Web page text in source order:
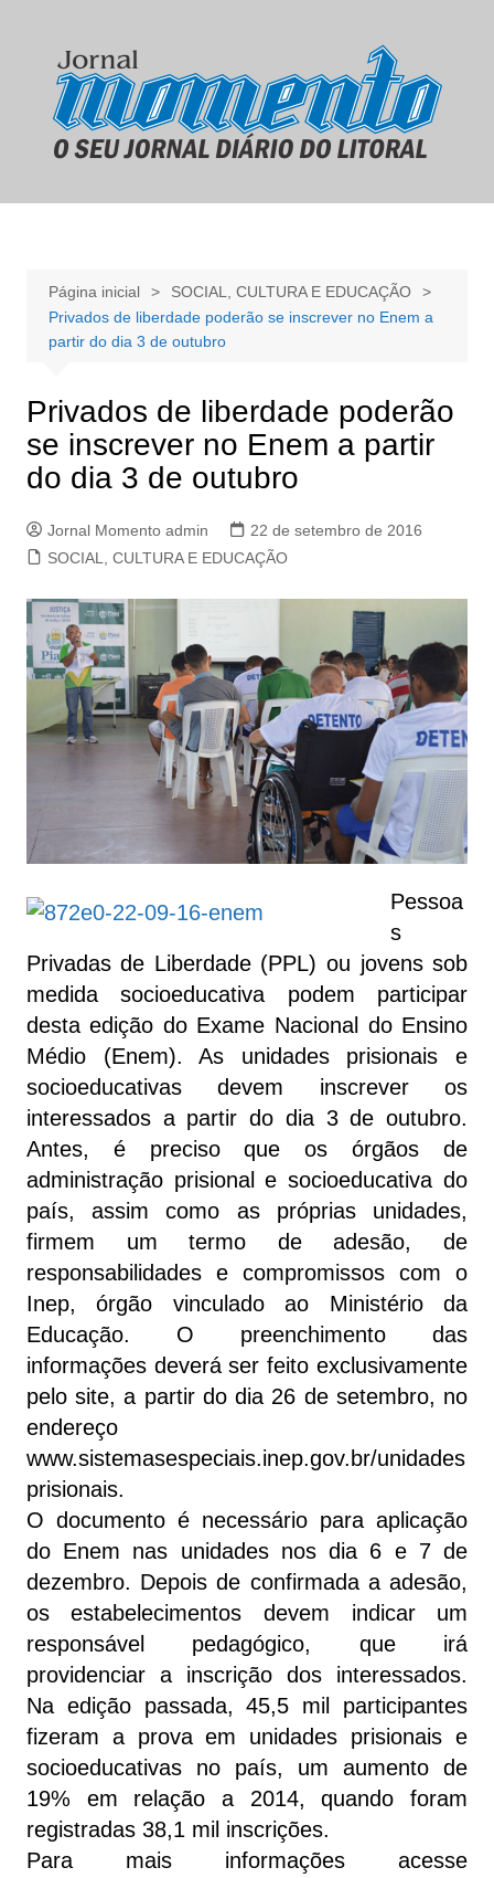
conteúdo
Página inicial
SOCIAL, CULTURA E EDUCAÇÃO
Privados de liberdade poderão se inscrever no Enem a
partir do dia 3 de outubro
Privados de liberdade poderão
se inscrever no Enem a partir
do dia 3 de outubro
Jornal Momento admin
22 de setembro de 2016
SOCIAL, CULTURA E EDUCAÇÃO
Pessoa
s
Privadas de Liberdade (PPL) ou jovens sob
medida socioeducativa podem participar
desta edição do Exame Nacional do Ensino
Médio (Enem). As unidades prisionais e
socioeducativas devem inscrever os
interessados a partir do dia 3 de outubro.
Antes, é preciso que os órgãos de
administração prisional e socioeducativa do
país, assim como as próprias unidades,
firmem um termo de adesão, de
responsabilidades e compromissos com o
Inep, órgão vinculado ao Ministério da
Educação. O preenchimento das
informações deverá ser feito exclusivamente
pelo site, a partir do dia 26 de setembro, no
endereço
www.sistemasespeciais.inep.gov.br/unidades
prisionais.
O documento é necessário para aplicação
do Enem nas unidades nos dia 6 e 7 de
dezembro. Depois de confirmada a adesão,
os estabelecimentos devem indicar um
responsável pedagógico, que irá
providenciar a inscrição dos interessados.
Na edição passada, 45,5 mil participantes
fizeram a prova em unidades prisionais e
socioeducativas no país, um aumento de
19% em relação a 2014, quando foram
registradas 38,1 mil inscrições.
Para mais informações acesse